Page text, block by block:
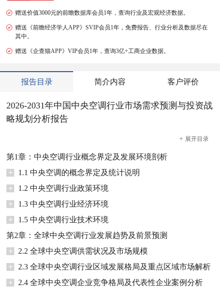
赠送价值3000元的前瞻数据库会员1年，查询行业及宏观经济数据。
赠送《前瞻经济学人APP》SVIP会员1年，免费报告、行业分析及数据尽在
其中。
赠送《企查猫APP》VIP会员1年，查询3亿+工商企业数据。
报告目录 简介内容 客户评价
2026-2031年中国中央空调行业市场需求预测与投资战
略规划分析报告
+ 展开目录
第1章：中央空调行业概念界定及发展环境剖析
+
1.1 中央空调的概念界定及统计说明
+
1.2 中央空调行业政策环境
+
1.3 中央空调行业经济环境
+
1.5 中央空调行业技术环境
第2章：全球中央空调行业发展趋势及前景预测
+
2.2 全球中央空调供需状况及市场规模
+
2.3 全球中央空调行业区域发展格局及重点区域市场解析
+
2.4 全球中央空调企业竞争格局及代表性企业案例分析